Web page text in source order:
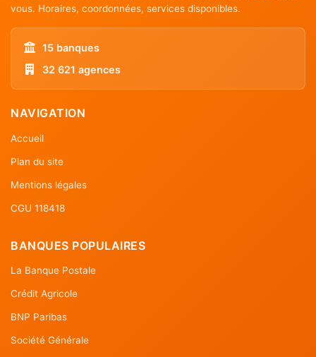
vous. Horaires, coordonnées, services disponibles.
15 banques
32 621 agences
NAVIGATION
Accueil
Plan du site
Mentions légales
CGU 118418
BANQUES POPULAIRES
La Banque Postale
Crédit Agricole
BNP Paribas
Société Générale